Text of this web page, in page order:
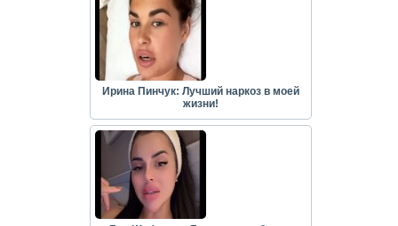
Ирина Пинчук: Лучший наркоз в моей
жизни!